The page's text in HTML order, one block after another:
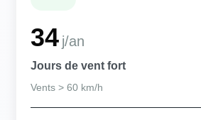
34 j/an
Jours de vent fort
Vents > 60 km/h